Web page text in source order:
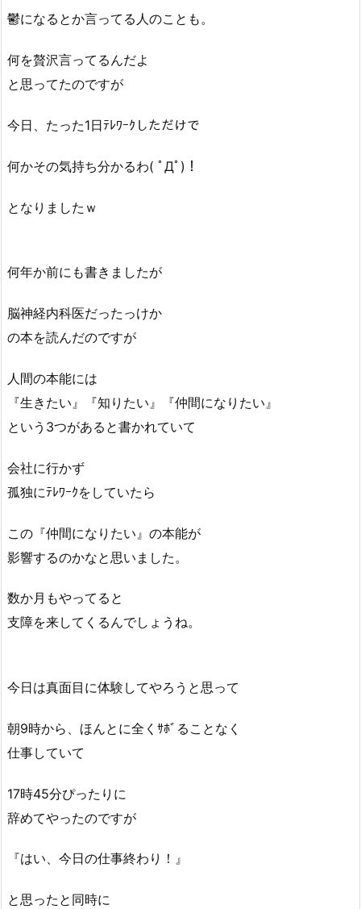
鬱になるとか言ってる人のことも。
何を贅沢言ってるんだよ
と思ってたのですが
今日、たった1日ﾃﾚﾜｰｸしただけで
何かその気持ち分かるわ( ﾟДﾟ)！
となりましたｗ
何年か前にも書きましたが
脳神経内科医だったっけか
の本を読んだのですが
人間の本能には
『生きたい』『知りたい』『仲間になりたい』
という3つがあると書かれていて
会社に行かず
孤独にﾃﾚﾜｰｸをしていたら
この『仲間になりたい』の本能が
影響するのかなと思いました。
数か月もやってると
支障を来してくるんでしょうね。
今日は真面目に体験してやろうと思って
朝9時から、ほんとに全くｻﾎﾞることなく
仕事していて
17時45分ぴったりに
辞めてやったのですが
『はい、今日の仕事終わり！』
と思ったと同時に